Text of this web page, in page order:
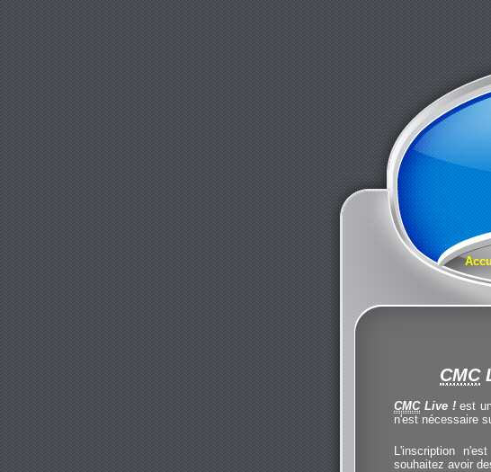
CMC
CMCLive !est
n'est nécessaire
L'inscription
souhaitez avoir